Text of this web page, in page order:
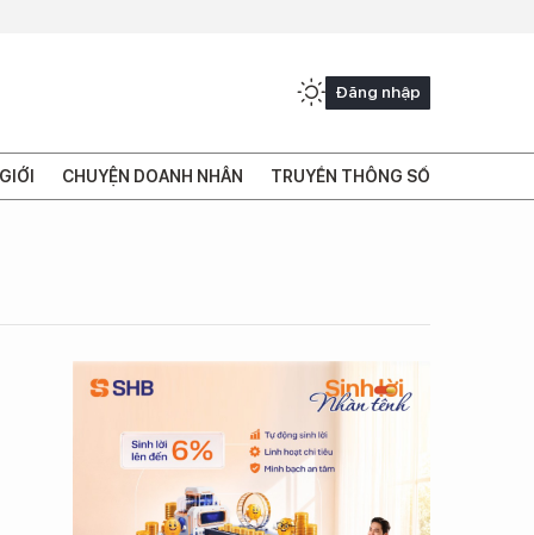
Đăng nhập
CHUYỆN DOANH NHÂN TRUYỀN THÔNG SỐ